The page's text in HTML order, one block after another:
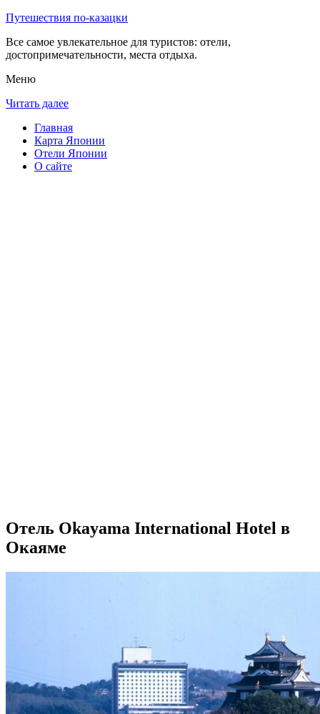
Путешествия по-казацки
Все самое увлекательное для туристов: отели,
достопримечательности, места отдыха.
Меню
Читать далее
Главная
Карта Японии
Отели Японии
О сайте
Отель Okayama International Hotel в
Окаяме